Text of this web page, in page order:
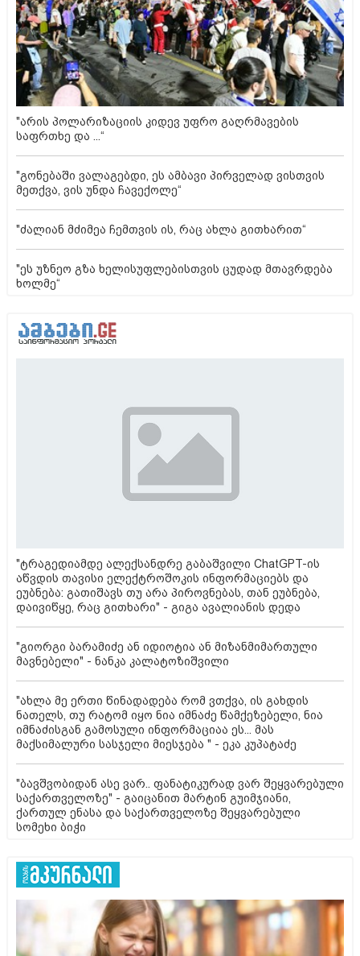
"არის პოლარიზაციის კიდევ უფრო გაღრმავების
საფრთხე და ...“
"გონებაში ვალაგებდი, ეს ამბავი პირველად ვისთვის
მეთქვა, ვის უნდა ჩავექოლე“
"ძალიან მძიმეა ჩემთვის ის, რაც ახლა გითხარით“
"ეს უზნეო გზა ხელისუფლებისთვის ცუდად მთავრდება
ხოლმე“
"ტრაგედიამდე ალექსანდრე გაბაშვილი ChatGPT-ის
აწვდის თავისი ელექტროშოკის ინფორმაციებს და
ეუბნება: გათიშავს თუ არა პიროვნებას, თან ეუბნება,
დაივიწყე, რაც გითხარი" - გიგა ავალიანის დედა
"გიორგი ბარამიძე ან იდიოტია ან მიზანმიმართული
მავნებელი" - ნანკა კალატოზიშვილი
"ახლა მე ერთი წინადადება რომ ვთქვა, ის გახდის
ნათელს, თუ რატომ იყო ნია იმნაძე წამქეზებელი, ნია
იმნაძისგან გამოსული ინფორმაციაა ეს... მას
მაქსიმალური სასჯელი მიესჯება " - ეკა კუპატაძე
"ბავშვობიდან ასე ვარ.. ფანატიკურად ვარ შეყვარებული
საქართველოზე" - გაიცანით მარტინ გუიმჯიანი,
ქართულ ენასა და საქართველოზე შეყვარებული
სომეხი ბიჭი